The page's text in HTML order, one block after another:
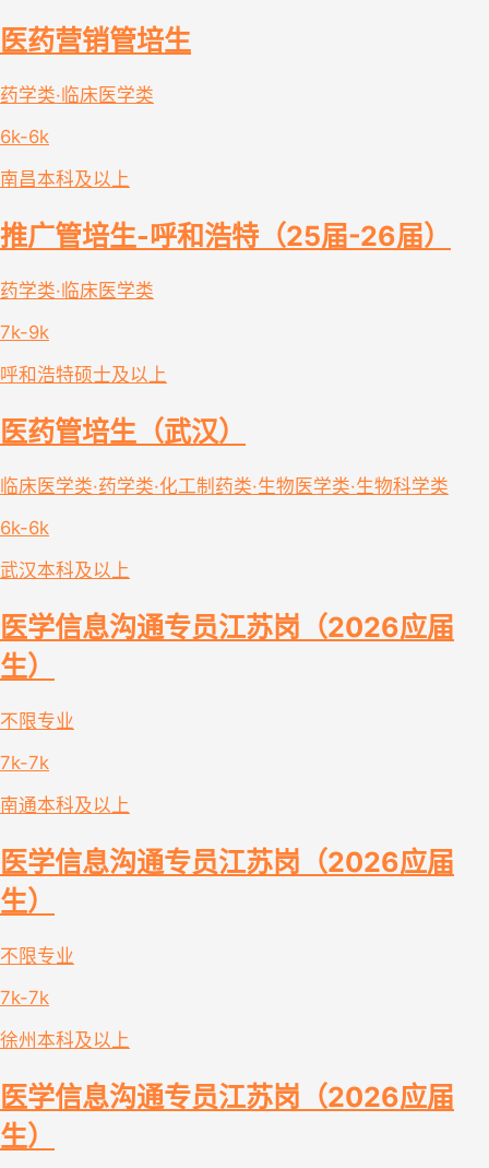
医药营销管培生
药学类·临床医学类
6k-6k
南昌本科及以上
推广管培生-呼和浩特（25届-26届）
药学类·临床医学类
7k-9k
呼和浩特硕士及以上
医药管培生（武汉）
临床医学类·药学类·化工制药类·生物医学类·生物科学类
6k-6k
武汉本科及以上
医学信息沟通专员江苏岗（2026应届
生）
不限专业
7k-7k
南通本科及以上
医学信息沟通专员江苏岗（2026应届
生）
不限专业
7k-7k
徐州 本科及以上
医学信息沟通专员江苏岗（2026应届
生）